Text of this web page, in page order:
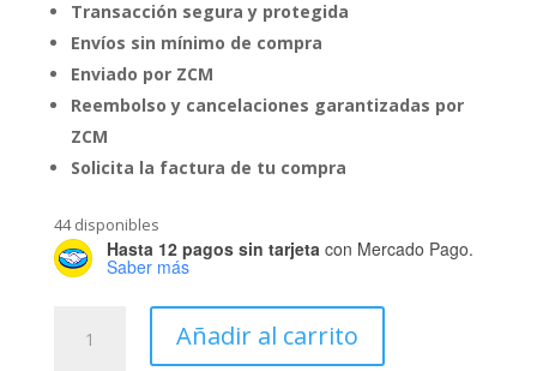
Transacción segura y protegida
Envíos sin mínimo de compra
Enviado por ZCM
Reembolso y cancelaciones garantizadas por
ZCM
Solicita la factura de tu compra
44 disponibles
Hasta 12 pagos sin tarjetacon Mercado Pago.
Saber más
Añadir al carrito